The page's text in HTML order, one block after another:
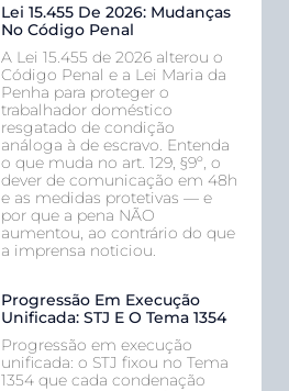
Lei 15.455 De 2026: Mudanças
No Código Penal
A Lei 15.455 de 2026 alterou o
Código Penal e a Lei Maria da
Penha para proteger o
trabalhador doméstico
resgatado de condição
análoga à de escravo. Entenda
o que muda no art. 129, §9º, o
dever de comunicação em 48h
e as medidas protetivas — e
por que a pena NÃO
aumentou, ao contrário do que
a imprensa noticiou.
Progressão Em Execução
Unificada: STJ E O Tema 1354
Progressão em execução
unificada: o STJ fixou no Tema
1354 que cada condenação